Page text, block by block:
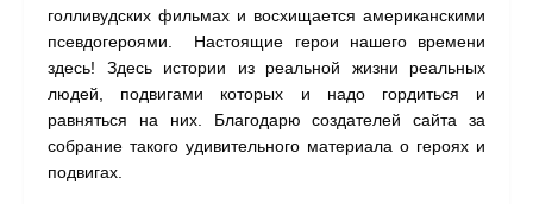
голливудских фильмах и восхищается американскими
псевдогероями. Настоящие герои нашего времени
здесь! Здесь истории из реальной жизни реальных
людей, подвигами которых и надо гордиться и
равняться на них. Благодарю создателей сайта за
собрание такого удивительного материала о героях и
подвигах.